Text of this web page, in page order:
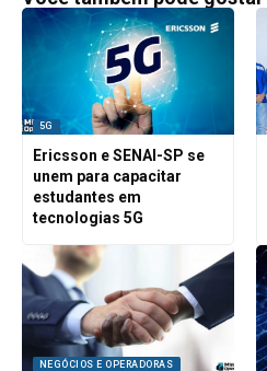
5G
Ericsson e SENAI-SP se
unem para capacitar
estudantes em
tecnologias 5G
NEGÓCIOS E OPERADORAS